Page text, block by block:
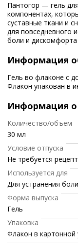
Пантогор — гель
компонентах,
суставные ткани и
для повседневного
боли и дискомфорта
Информация
Гель во флаконе с
Флакон упакован в
Информация о
Количество/объем
30 мл
Условие отпуска
Не требуется
Используется для
Для устранения
Форма выпуска
Гель
Упаковка
Флакон в картонной